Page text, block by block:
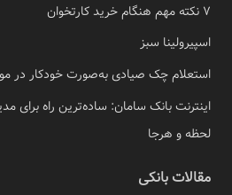
7 نکته مهم هنگام خرید کارتخوان
اسپیرولینا سبز
استعلام چک صیادی به‌صورت خودکار در
اینترنت بانک سامان: ساده‌ترین راه برای
لحظه و هرجا
مقالات بانکی